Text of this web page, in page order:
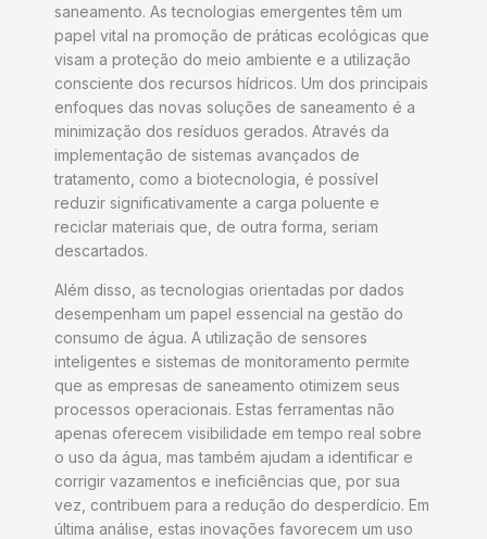
saneamento. As tecnologias emergentes têm um
papel vital na promoção de práticas ecológicas que
visam a proteção do meio ambiente e a utilização
consciente dos recursos hídricos. Um dos principais
enfoques das novas soluções de saneamento é a
minimização dos resíduos gerados. Através da
implementação de sistemas avançados de
tratamento, como a biotecnologia, é possível
reduzir significativamente a carga poluente e
reciclar materiais que, de outra forma, seriam
descartados.
Além disso, as tecnologias orientadas por dados
desempenham um papel essencial na gestão do
consumo de água. A utilização de sensores
inteligentes e sistemas de monitoramento permite
que as empresas de saneamento otimizem seus
processos operacionais. Estas ferramentas não
apenas oferecem visibilidade em tempo real sobre
o uso da água, mas também ajudam a identificar e
corrigir vazamentos e ineficiências que, por sua
vez, contribuem para a redução do desperdício. Em
última análise, estas inovações favorecem um uso